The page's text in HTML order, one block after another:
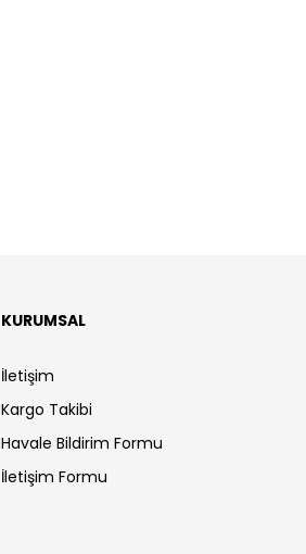
KURUMSAL
İletişim
Kargo Takibi
Havale Bildirim Formu
İletişim Formu